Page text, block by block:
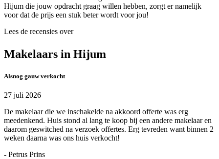
Hijum die jouw opdracht graag willen hebben, zorgt er namelijk
voor dat de prijs een stuk beter wordt voor jou!
Lees de recensies over
Makelaars in Hijum
Alsnog gauw verkocht
27 juli 2026
De makelaar die we inschakelde na akkoord offerte was erg
meedenkend. Huis stond al lang te koop bij een andere makelaar en
daarom geswitched na verzoek offertes. Erg tevreden want binnen 2
weken daarna was ons huis verkocht!
- Petrus Prins